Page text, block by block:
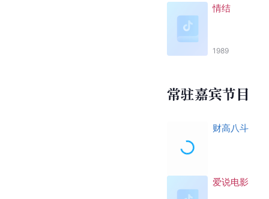
情结
1989
常驻嘉宾节目
财高八斗
爱说电影